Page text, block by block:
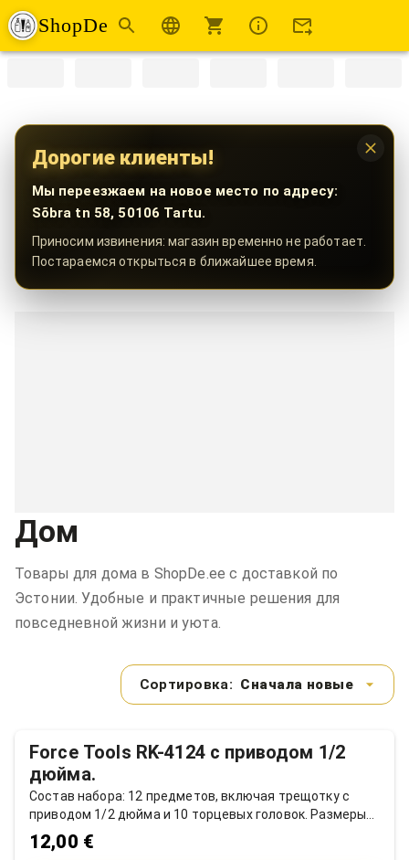
ShopDe
Дорогие клиенты!
Мы переезжаем на новое место по адресу:
Sõbra tn 58, 50106 Tartu.
Приносим извинения: магазин временно не работает.
Постараемся открыться в ближайшее время.
Дом
Товары для дома в ShopDe.ee с доставкой по
Эстонии. Удобные и практичные решения для
повседневной жизни и уюта.
Сортировка: Сначала новые
Force Tools RK-4124 с приводом 1/2
дюйма.
Состав набора: 12 предметов, включая трещотку с
приводом 1/2 дюйма и 10 торцевых головок. Размеры
головок: 6, 10, 11, 12, 13, 14, 15, 17, 19, 24 мм. Материал:
Хром-ванадиевая сталь (Cr-V). Применение: Подходит
12,00 €